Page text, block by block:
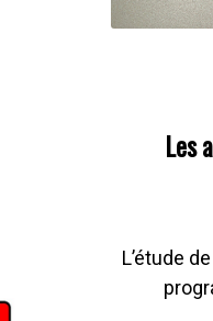
Les
L’étude